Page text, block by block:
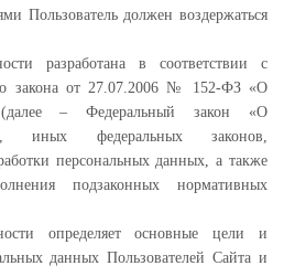
Пользователь должен воздержаться
разработана в соответствии с
закона от 27.07.2006 № 152-ФЗ «О
(далее – Федеральный закон «О
иных федеральных законов,
персональных данных, а также
подзаконных нормативных
определяет основные цели и
данных Пользователей Сайта и